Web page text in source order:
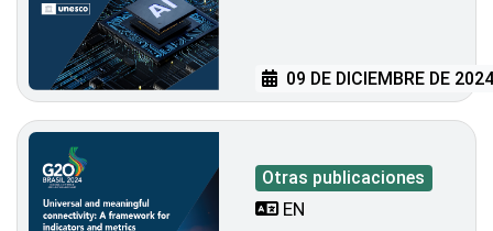
09 DE DICIEMBRE DE
Otras publicaciones
EN